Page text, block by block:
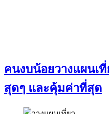
คนงบน้อยวางแผนเ
สุดๆ และคุ้มค่าที่สุด